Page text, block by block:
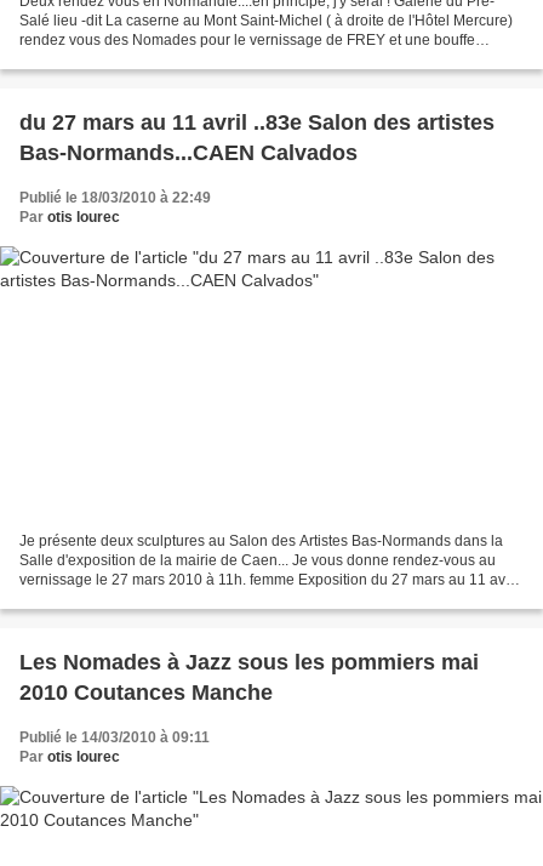
Salé lieu -dit La caserne au Mont Saint-Michel ( à droite de l'Hôtel Mercure)
rendez vous des Nomades pour le vernissage de FREY et une bouffe
du 27 mars au 11 avril ..83e Salon des artistes
Bas-Normands...CAEN Calvados
Publié le 18/03/2010 à 22:49
Par otis lourec
Je présente deux sculptures au Salon des Artistes Bas-Normands dans la
Salle d'exposition de la mairie de Caen... Je vous donne rendez-vous au
vernissage le 27 mars 2010 à 11h. femme Exposition du 27 mars au 11 avril
Les Nomades à Jazz sous les pommiers mai
2010 Coutances Manche
Publié le 14/03/2010 à 09:11
Par otis lourec